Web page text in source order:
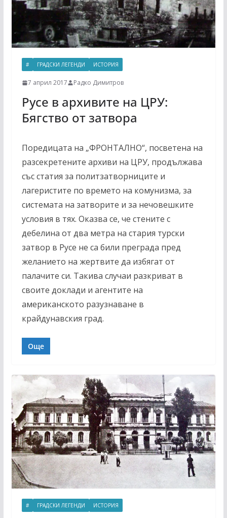
# ГРАДСКИ ЛЕГЕНДИ ИСТОРИЯ
7 април 2017 Радко Димитров
Русе в архивите на ЦРУ:
Бягство от затвора
Поредицата на „ФРОНТАЛНО“, посветена на
разсекретените архиви на ЦРУ, продължава
със статия за политзатворниците и
лагеристите по времето на комунизма, за
системата на затворите и за нечовешките
условия в тях. Оказва се, че стените с
дебелина от два метра на стария турски
затвор в Русе не са били преграда пред
желанието на жертвите да избягат от
палачите си. Такива случаи разкриват в
своите доклади и агентите на
американското разузнаване в
крайдунавския град.
Още
# ГРАДСКИ ЛЕГЕНДИ ИСТОРИЯ